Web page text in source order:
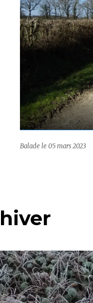
Balade le 05 mars 2023